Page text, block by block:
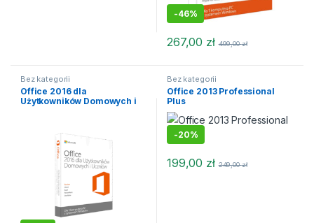
-46%
267,00 zł 499,00zł
Bez kategorii
Office 2016 dla
Użytkowników Domowych i
Bez kategorii
Office 2013 Professional
Plus
-20%
199,00 zł 249,00zł